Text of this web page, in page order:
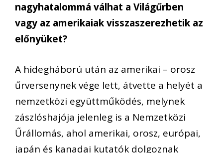
nagyhatalommá válhat a Világűrben
vagy az amerikaiak visszaszerezhetik az
előnyüket?
A hidegháború után az amerikai – orosz
űrversenynek vége lett, átvette a helyét a
nemzetközi együttműködés, melynek
zászlóshajója jelenleg is a Nemzetközi
Űrállomás, ahol amerikai, orosz, európai,
japán és kanadai kutatók dolgoznak